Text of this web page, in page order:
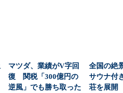
マツダ、業績がV字回
復 関税「300億円の
逆風」でも勝ち取った
全国の絶
サウナ付
荘を展開